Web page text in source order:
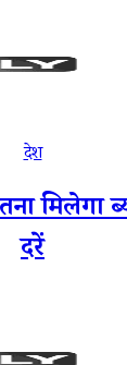
देश
मिलेगा
दरें